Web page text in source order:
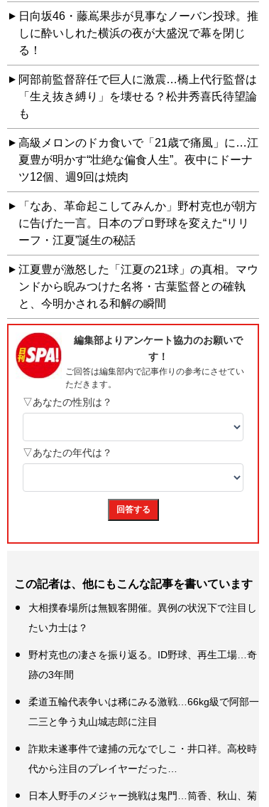
日向坂46・藤嶌果歩が見事なノーバン投球。推
しに酔いしれた横浜の夜が大盛況で幕を閉じ
る！
阿部前監督辞任で巨人に激震…橋上代行監督は
「生え抜き縛り」を壊せる？松井秀喜氏待望論
も
高級メロンのドカ食いで「21歳で痛風」に…江
夏豊が明かす“壮絶な偏食人生”。夜中にドーナ
ツ12個、週9回は焼肉
「なあ、革命起こしてみんか」野村克也が朝方
に告げた一言。日本のプロ野球を変えた“リリ
ーフ・江夏”誕生の秘話
江夏豊が激怒した「江夏の21球」の真相。マウ
ンドから睨みつけた名将・古葉監督との確執
と、今明かされる和解の瞬間
この記者は、他にもこんな記事を書いています
大相撲春場所は無観客開催。異例の状況下で注目し
たい力士は？
野村克也の凄さを振り返る。ID野球、再生工場…奇
跡の3年間
柔道五輪代表争いは稀にみる激戦…66kg級で阿部一
二三と争う丸山城志郎に注目
詐欺未遂事件で逮捕の元なでしこ・井口祥。高校時
代から注目のプレイヤーだった…
日本人野手のメジャー挑戦は鬼門…筒香、秋山、菊